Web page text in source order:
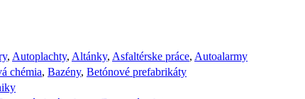
, Autoplachty, Altánky, Asfaltérske práce, Autoalarmy
chémia, Bazény, Betónové prefabrikáty